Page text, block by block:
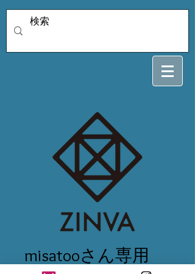
misatooさん専用